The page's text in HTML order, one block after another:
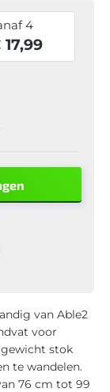
4
van Able2
voor
stok
te wandelen.
76 cm tot 99